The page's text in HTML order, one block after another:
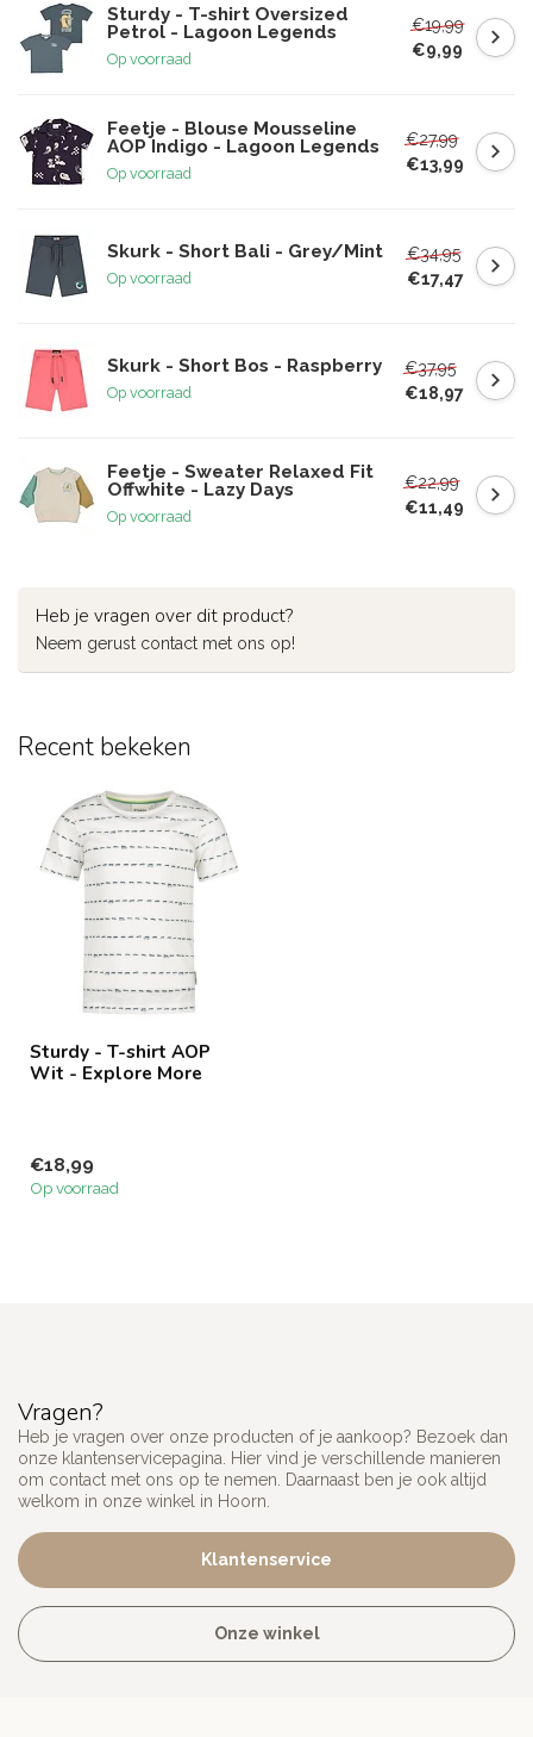
Sturdy - T-shirt Oversized
Petrol - Lagoon Legends
Op voorraad
€19,99
€9,99
Feetje - Blouse Mousseline
AOP Indigo - Lagoon Legends
Op voorraad
€27,99
€13,99
Skurk - Short Bali - Grey/Mint
Op voorraad
€34,95
€17,47
Skurk - Short Bos - Raspberry
Op voorraad
€37,95
€18,97
Feetje - Sweater Relaxed Fit
Offwhite - Lazy Days
Op voorraad
€22,99
€11,49
Heb je vragen over dit product?
Neem gerust contact met ons op!
Recent bekeken
Sturdy - T-shirt AOP
Wit - Explore More
€18,99
Op voorraad
Vragen?
Heb je vragen over onze producten of je aankoop? Bezoek dan
onze klantenservicepagina. Hier vind je verschillende manieren
om contact met ons op te nemen. Daarnaast ben je ook altijd
welkom in onze winkel in Hoorn.
Klantenservice
Onze winkel